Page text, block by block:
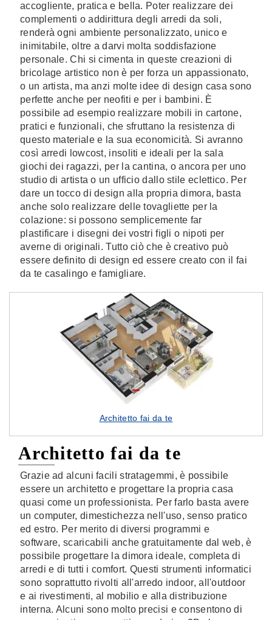
accogliente, pratica e bella. Poter realizzare dei
complementi o addirittura degli arredi da soli,
renderà ogni ambiente personalizzato, unico e
inimitabile, oltre a darvi molta soddisfazione
personale. Chi si cimenta in queste creazioni di
bricolage artistico non è per forza un appassionato,
o un artista, ma anzi molte idee di design casa sono
perfette anche per neofiti e per i bambini. È
possibile ad esempio realizzare mobili in cartone,
pratici e funzionali, che sfruttano la resistenza di
questo materiale e la sua economicità. Si avranno
così arredi lowcost, insoliti e ideali per la sala
giochi dei ragazzi, per la cantina, o ancora per uno
studio di artista o un ufficio dallo stile eclettico. Per
dare un tocco di design alla propria dimora, basta
anche solo realizzare delle tovagliette per la
colazione: si possono semplicemente far
plastificare i disegni dei vostri figli o nipoti per
averne di originali. Tutto ciò che è creativo può
essere definito di design ed essere creato con il fai
da te casalingo e famigliare.
Architetto fai da te
Architetto fai da te
Grazie ad alcuni facili stratagemmi, è possibile
essere un architetto e progettare la propria casa
quasi come un professionista. Per farlo basta avere
un computer, dimestichezza nell'uso, senso pratico
ed estro. Per merito di diversi programmi e
software, scaricabili anche gratuitamente dal web, è
possibile progettare la dimora ideale, completa di
arredi e di tutti i comfort. Questi strumenti informatici
sono soprattutto rivolti all'arredo indoor, all'outdoor
e ai rivestimenti, al mobilio e alla distribuzione
interna. Alcuni sono molto precisi e consentono di